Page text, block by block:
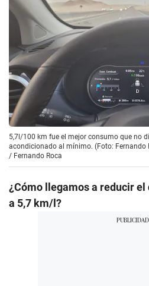
5,7l/100 km fue el mejor consumo que no
acondicionado al mínimo. (Foto: Fernando
/ Fernando Roca
¿Cómo llegamos a reducir
a 5,7 km/l?